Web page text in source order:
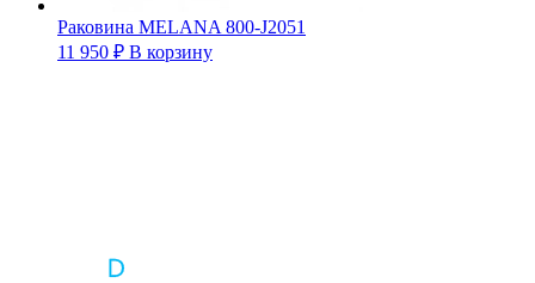
Раковина MELANA 800-J2051
11 950 ₽ В корзину